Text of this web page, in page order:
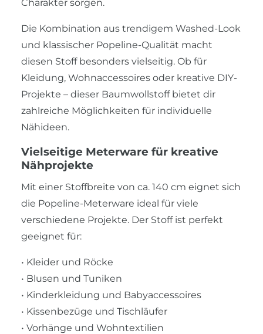
Charakter sorgen.
Die Kombination aus trendigem Washed-Look
und klassischer Popeline-Qualität macht
diesen Stoff besonders vielseitig. Ob für
Kleidung, Wohnaccessoires oder kreative DIY-
Projekte – dieser Baumwollstoff bietet dir
zahlreiche Möglichkeiten für individuelle
Nähideen.
Vielseitige Meterware für kreative
Nähprojekte
Mit einer Stoffbreite von ca. 140 cm eignet sich
die Popeline-Meterware ideal für viele
verschiedene Projekte. Der Stoff ist perfekt
geeignet für:
• Kleider und Röcke
• Blusen und Tuniken
• Kinderkleidung und Babyaccessoires
• Kissenbezüge und Tischläufer
• Vorhänge und Wohntextilien